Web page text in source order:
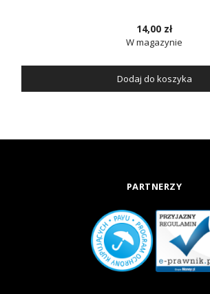
14,00 zł
W magazynie
Dodaj do koszyka
PARTNERZY